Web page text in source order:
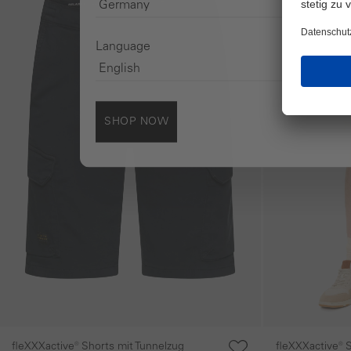
fleXXXactive® Shorts mit Tunnelzug fleXXXactive®
Language
SHOP NOW